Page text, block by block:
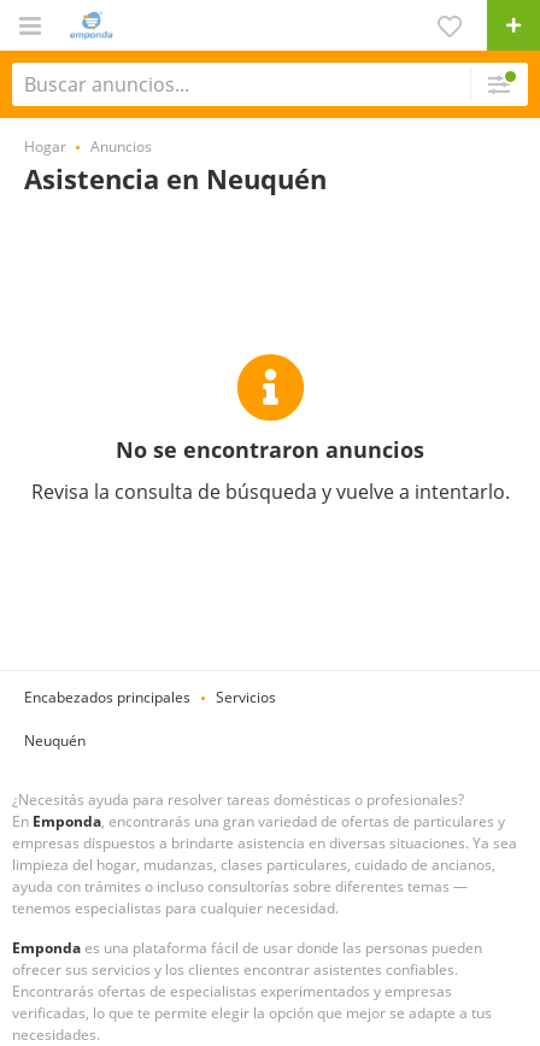
Hogar Anuncios
Asistencia en Neuquén
No se encontraron anuncios
Revisa la consulta de búsqueda y vuelve a intentarlo.
Encabezados principales Servicios
Neuquén
¿Necesitás ayuda para resolver tareas domésticas o profesionales?
En Emponda, encontrarás una gran variedad de ofertas de particulares y
empresas dispuestos a brindarte asistencia en diversas situaciones. Ya sea
limpieza del hogar, mudanzas, clases particulares, cuidado de ancianos,
ayuda con trámites o incluso consultorías sobre diferentes temas —
tenemos especialistas para cualquier necesidad.
Empondaes una plataforma fácil de usar donde las personas pueden
ofrecer sus servicios y los clientes encontrar asistentes confiables.
Encontrarás ofertas de especialistas experimentados y empresas
verificadas, lo que te permite elegir la opción que mejor se adapte a tus
necesidades.